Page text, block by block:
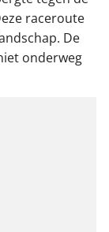
raceroute
De
onderweg